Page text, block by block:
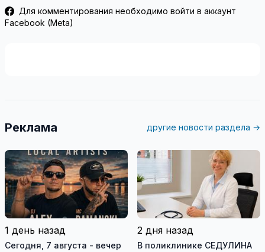
Для комментирования необходимо войти в аккаунт
Facebook (Meta)
Реклама другие новости раздела →
1 день назад
Сегодня, 7 августа - вечер
2 дня назад
В поликлинике СЕДУЛИНА